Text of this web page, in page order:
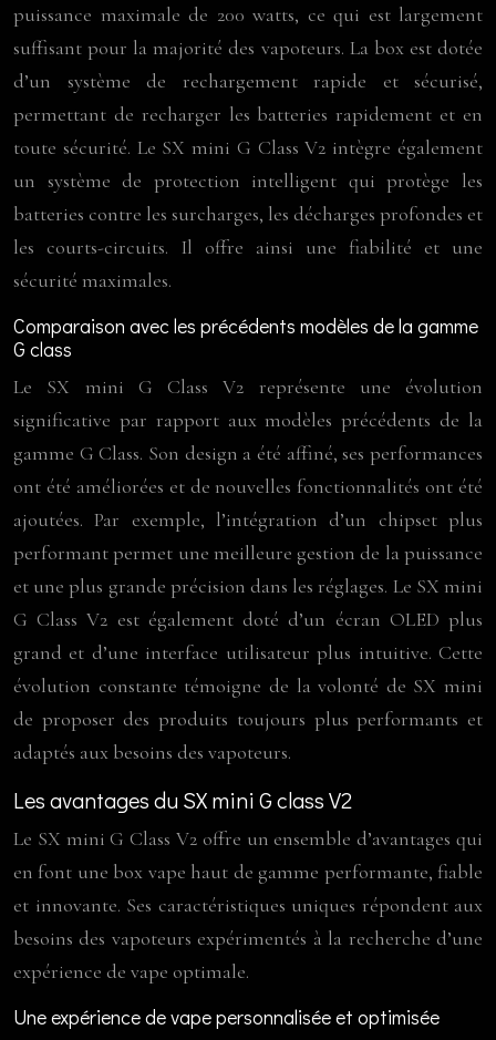
puissance maximale de 200 watts, ce qui est largement
suffisant pour la majorité des vapoteurs. La box est dotée
d’un système de rechargement rapide et sécurisé,
permettant de recharger les batteries rapidement et en
toute sécurité. Le SX mini G Class V2 intègre également
un système de protection intelligent qui protège les
batteries contre les surcharges, les décharges profondes et
les courts-circuits. Il offre ainsi une fiabilité et une
sécurité maximales.
Comparaison avec les précédents modèles de la gamme
G class
Le SX mini G Class V2 représente une évolution
significative par rapport aux modèles précédents de la
gamme G Class. Son design a été affiné, ses performances
ont été améliorées et de nouvelles fonctionnalités ont été
ajoutées. Par exemple, l’intégration d’un chipset plus
performant permet une meilleure gestion de la puissance
et une plus grande précision dans les réglages. Le SX mini
G Class V2 est également doté d’un écran OLED plus
grand et d’une interface utilisateur plus intuitive. Cette
évolution constante témoigne de la volonté de SX mini
de proposer des produits toujours plus performants et
adaptés aux besoins des vapoteurs.
Les avantages du SX mini G class V2
Le SX mini G Class V2 offre un ensemble d’avantages qui
en font une box vape haut de gamme performante, fiable
et innovante. Ses caractéristiques uniques répondent aux
besoins des vapoteurs expérimentés à la recherche d’une
expérience de vape optimale.
Une expérience de vape personnalisée et optimisée